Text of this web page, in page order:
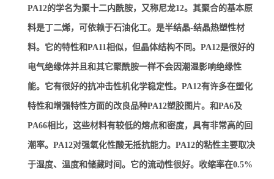
PA12的学名为聚十二内酰胺，又称尼龙12。其聚合的基本原
料是丁二烯，可依赖于石油化工。是半结晶-结晶热塑性材
料。它的特性和PA11相似，但晶体结构不同。PA12是很好的
电气绝缘体并且和其它聚酰胺一样不会因潮湿影响绝缘性
能。它有很好的抗冲击性机化学稳定性。PA12有许多在塑化
特性和增强特性方面的改良品种PA12塑胶图片。和PA6及
PA66相比，这些材料有较低的熔点和密度，具有非常高的回
潮率。PA12对强氧化性酸无抵抗能力。PA12的粘性主要取决
于湿度、温度和储藏时间。它的流动性很好。收缩率在0.5%